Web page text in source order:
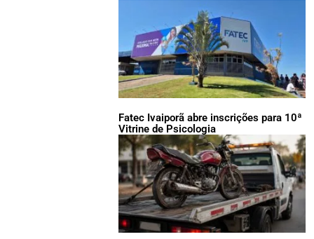
Fatec Ivaiporã abre inscrições para 10ª
Vitrine de Psicologia